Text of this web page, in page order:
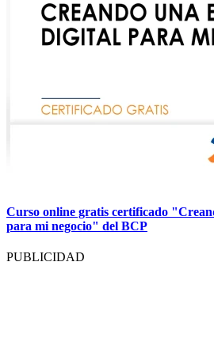
Curso online gratis certificado
para mi negocio" del BCP
PUBLICIDAD